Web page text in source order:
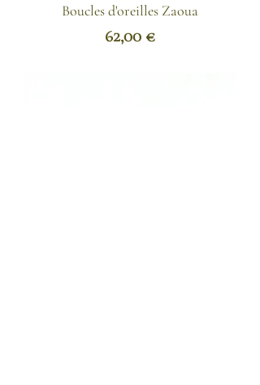
Boucles d'oreilles Zaoua
Prix
62,00 €